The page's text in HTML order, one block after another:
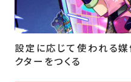
設定に応じて使われる媒
クターをつくる